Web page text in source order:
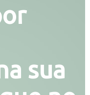
sua